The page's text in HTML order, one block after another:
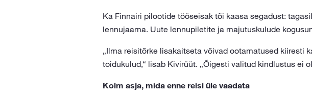
Ka Finnairi pilootide tööseisak tõi kaasa segadust:
lennujaama. Uute lennupiletite ja majutuskulude
„Ilma reisitõrke lisakaitseta võivad ootamatused kiiresti
toidukulud,“ lisab Kivirüüt. „Õigesti valitud kindlustus ei
Kolm asja, mida enne reisi üle vaadata